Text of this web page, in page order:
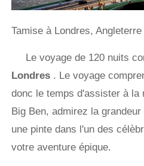
Tamise à Londres, Angleterre
Le voyage de 120 nuits
Londres . Le voyage
donc le temps d'assister à la
Big Ben, admirez la
une pinte dans l'un des
votre aventure épique.